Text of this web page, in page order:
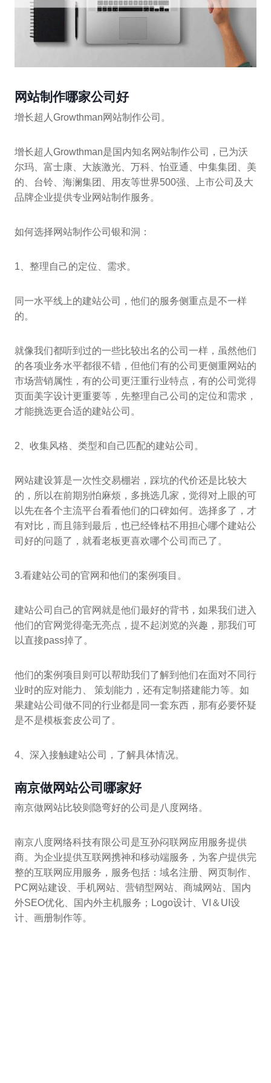
网站制作哪家公司好
增长超人Growthman网站制作公司。
增长超人Growthman是国内知名网站制作公司，已为沃
尔玛、富士康、大族激光、万科、怡亚通、中集集团、美
的、台铃、海澜集团、用友等世界500强、上市公司及大
品牌企业提供专业网站制作服务。
如何选择网站制作公司银和洞：
1、整理自己的定位、需求。
同一水平线上的建站公司，他们的服务侧重点是不一样
的。
就像我们都听到过的一些比较出名的公司一样，虽然他们
的各项业务水平都很不错，但他们有的公司更侧重网站的
市场营销属性，有的公司更汪重行业特点，有的公司觉得
页面美字设计更重要等，先整理自己公司的定位和需求，
才能挑选更合适的建站公司。
2、收集风格、类型和自己匹配的建站公司。
网站建设算是一次性交易棚岩，踩坑的代价还是比较大
的，所以在前期别怕麻烦，多挑选几家，觉得对上眼的可
以先在各个主流平台看看他们的口碑如何。选择多了，才
有对比，而且筛到最后，也已经锋枯不用担心哪个建站公
司好的问题了，就看老板更喜欢哪个公司而己了。
3.看建站公司的官网和他们的案例项目。
建站公司自己的官网就是他们最好的背书，如果我们进入
他们的官网觉得毫无亮点，提不起浏览的兴趣，那我们可
以直接pass掉了。
他们的案例项目则可以帮助我们了解到他们在面对不同行
业时的应对能力、 策划能力，还有定制搭建能力等。如
果建站公司做不同的行业都是同一套东西，那有必要怀疑
是不是模板套皮公司了。
4、深入接触建站公司，了解具体情况。
南京做网站公司哪家好
南京做网站比较则隐弯好的公司是八度网络。
南京八度网络科技有限公司是互孙闷联网应用服务提供
商。为企业提供互联网携神和移动端服务，为客户提供完
整的互联网应用服务，服务包括：域名注册、网页制作、
PC网站建设、手机网站、营销型网站、商城网站、国内
外SEO优化、国内外主机服务；Logo设计、VI＆UI设
计、画册制作等。